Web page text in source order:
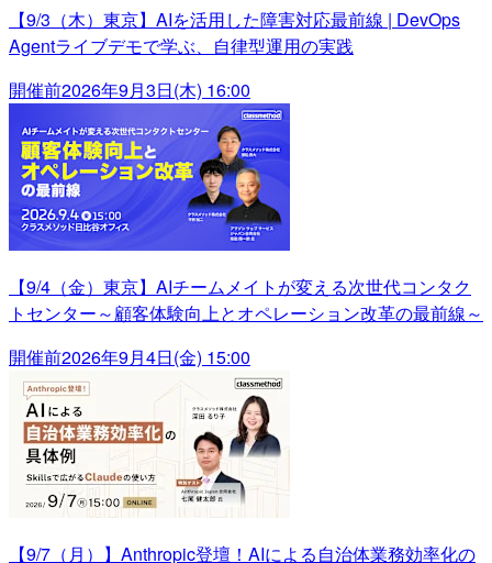
【9/3（木）東京】AIを活用した障害対応最前線 | DevOps
Agentライブデモで学ぶ、自律型運用の実践
開催前2026年9月3日(木) 16:00
【9/4（金）東京】AIチームメイトが変える次世代コンタク
トセンター～顧客体験向上とオペレーション改革の最前線～
開催前2026年9月4日(金) 15:00
【9/7（月）】Anthropic登壇！AIによる自治体業務効率化の